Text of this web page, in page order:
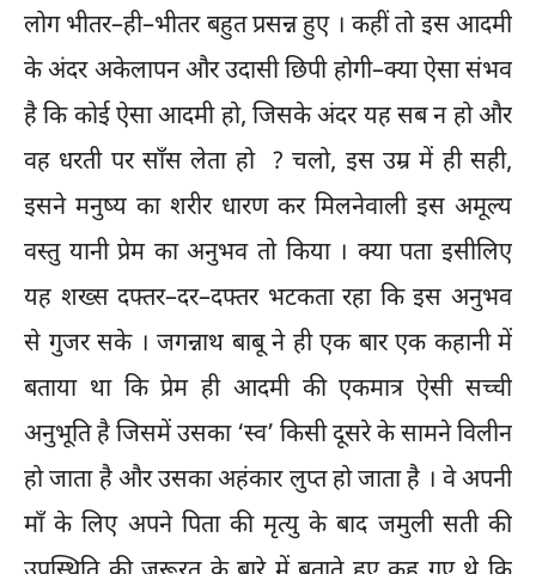
लोग भीतर–ही–भीतर बहुत प्रसन्न हुए । कहीं तो इस आदमी
के अंदर अकेलापन और उदासी छिपी होगी–क्या ऐसा संभव
है कि कोई ऐसा आदमी हो, जिसके अंदर यह सब न हो और
वह धरती पर साँस लेता हो ? चलो, इस उम्र में ही सही,
इसने मनुष्य का शरीर धारण कर मिलनेवाली इस अमूल्य
वस्तु यानी प्रेम का अनुभव तो किया । क्या पता इसीलिए
यह शख्स दफ्तर–दर–दफ्तर भटकता रहा कि इस अनुभव
से गुजर सके । जगन्नाथ बाबू ने ही एक बार एक कहानी में
बताया था कि प्रेम ही आदमी की एकमात्र ऐसी सच्ची
अनुभूति है जिसमें उसका ‘स्व’ किसी दूसरे के सामने विलीन
हो जाता है और उसका अहंकार लुप्त हो जाता है । वे अपनी
माँ के लिए अपने पिता की मृत्यु के बाद जमुली सती की